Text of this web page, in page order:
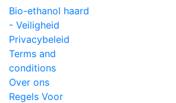
Bio-ethanol haard
- Veiligheid
Privacybeleid
Terms and
conditions
Over ons
Regels Voor